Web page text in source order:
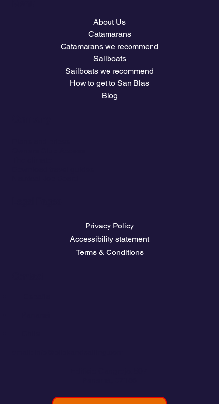
About Us
Catamarans
Catamarans we recommend
Sailboats
Sailboats we recommend
How to get to San Blas
Blog
Privacy Policy
Accessibility statement
Terms & Conditions